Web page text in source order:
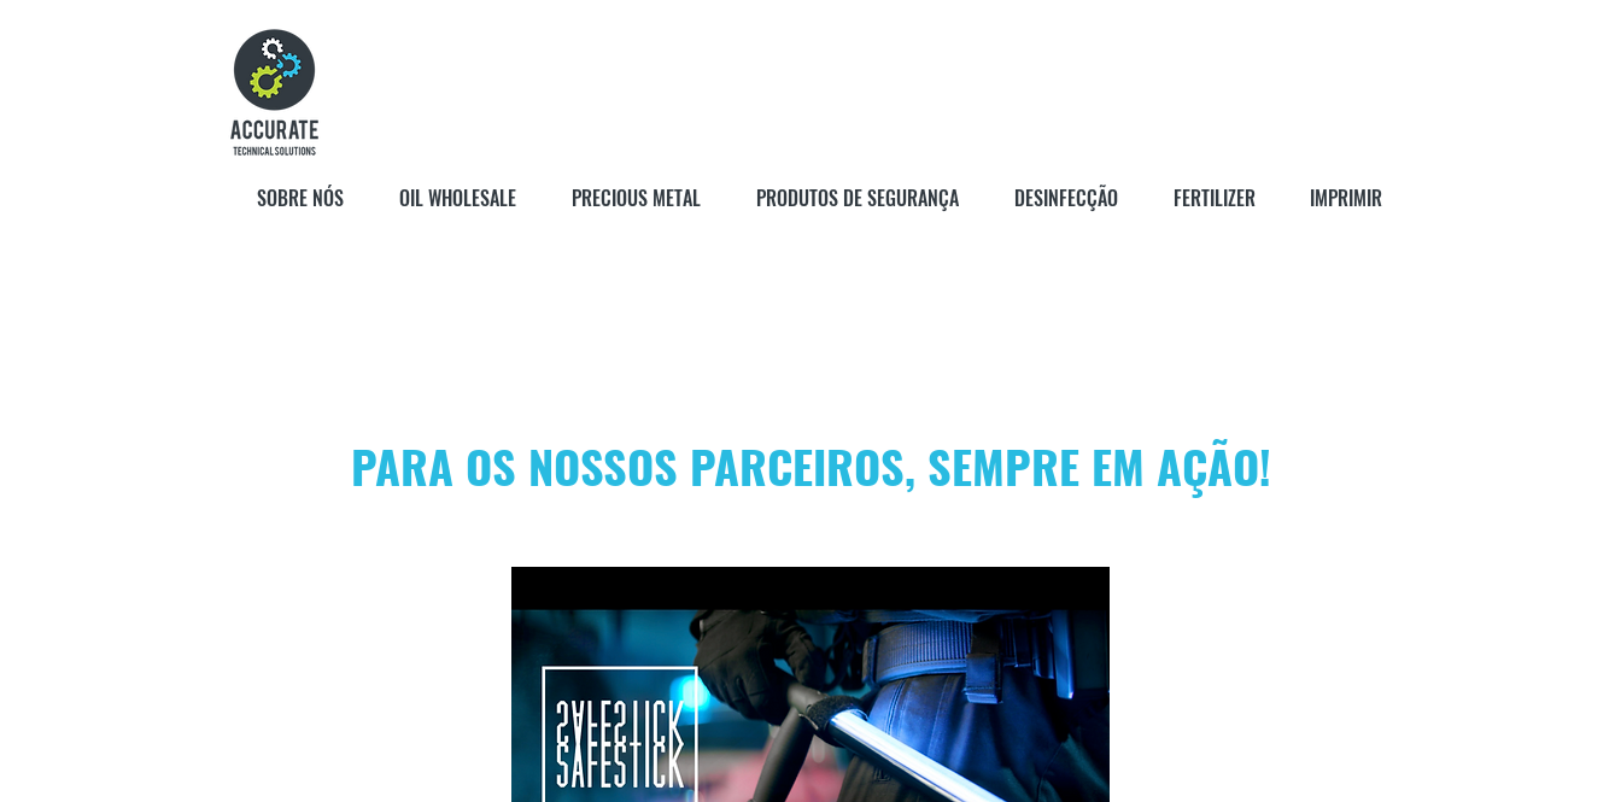
SOBRE NÓS OIL WHOLESALE PRECIOUS METAL PRODUTOS DE SEGURANÇA DESINFECÇÃO FERTILIZER IMPRIMIR
PARA OS NOSSOS PARCEIROS, SEMPRE EM AÇÃO!